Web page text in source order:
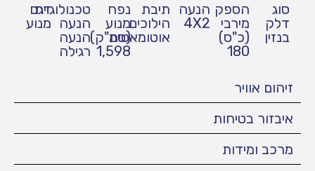
סוג
דלק
בנזין
הספק
מירבי
(כ"ס)
180
הנעה
4X2
תיבת
הילוכים
אוטומאטית
נפח
מנוע
(סמ"ק)
1,598
טכנולוגיית
הנעה
הנעה
רגילה
דגם
מנוע
זיהום אוויר
איבזור בטיחות
מרכב ומידות